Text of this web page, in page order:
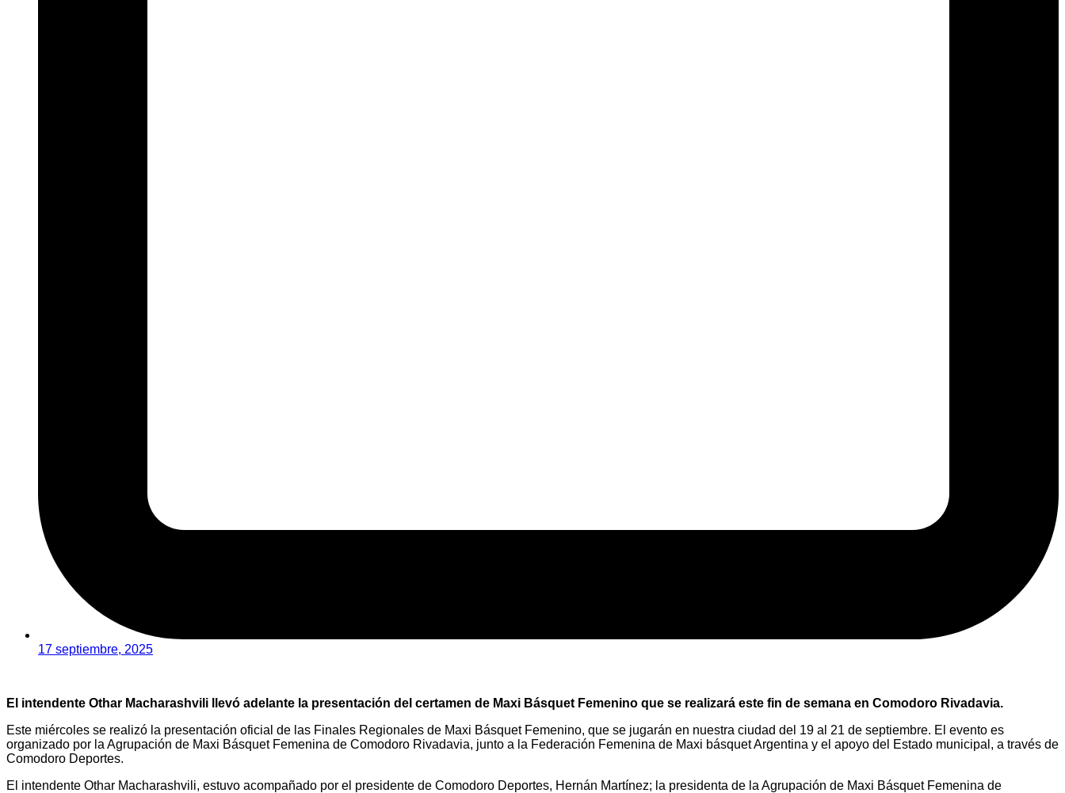
17 septiembre, 2025
El intendente Othar Macharashvili llevó adelante la presentación del certamen de Maxi Básquet Femenino que se realizará este fin de semana en Comodoro Rivadavia.
Este miércoles se realizó la presentación oficial de las Finales Regionales de Maxi Básquet Femenino, que se jugarán en nuestra ciudad del 19 al 21 de septiembre. El evento es
organizado por la Agrupación de Maxi Básquet Femenina de Comodoro Rivadavia, junto a la Federación Femenina de Maxi básquet Argentina y el apoyo del Estado municipal, a través de
Comodoro Deportes.
El intendente Othar Macharashvili, estuvo acompañado por el presidente de Comodoro Deportes, Hernán Martínez; la presidenta de la Agrupación de Maxi Básquet Femenina de